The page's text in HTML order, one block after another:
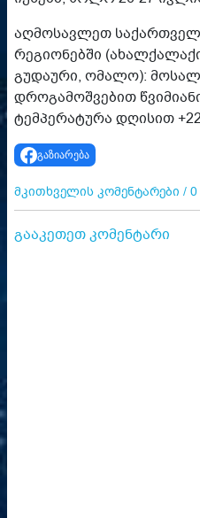
აღმოსავლეთ
რეგიონებში
გუდაური, ომალო):
დროგამოშვებით
ტემპერატურა დღისით
გაზიარება
მკითხველის კომენტარები / 0
გააკეთეთ კომენტარი